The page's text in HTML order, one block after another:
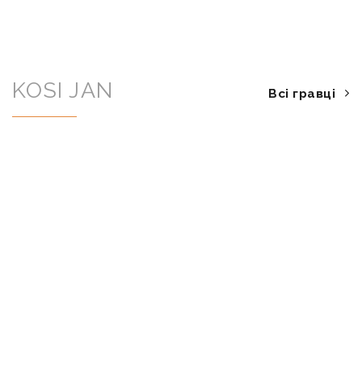
KOSI JAN Всі гравці